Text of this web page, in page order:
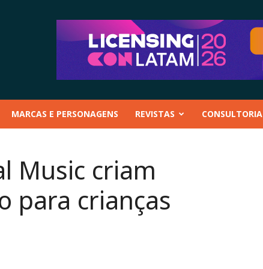
MARCAS E PERSONAGENS REVISTAS CONSULTORIA
Music criam
para crianças